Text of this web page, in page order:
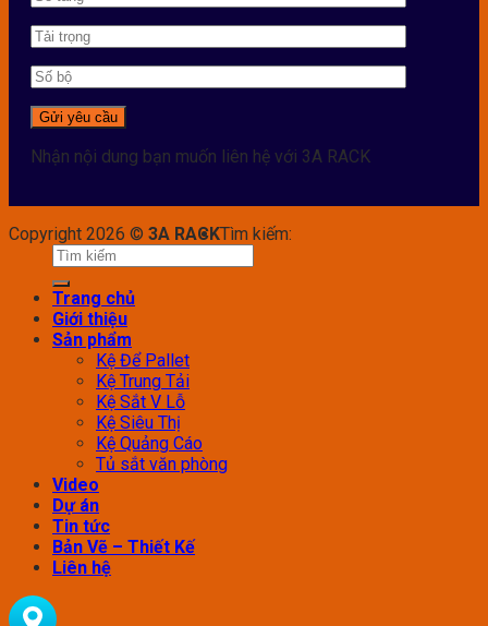
Nhận nội dung bạn muốn liên hệ với 3A RACK
Copyright 2026 © 3A RACKTìm kiếm:
Trang chủ
Giới thiệu
Sản phẩm
Kệ Để Pallet
Kệ Trung Tải
Kệ Sắt V Lỗ
Kệ Siêu Thị
Kệ Quảng Cáo
Tủ sắt văn phòng
Video
Dự án
Tin tức
Bản Vẽ – Thiết Kế
Liên hệ